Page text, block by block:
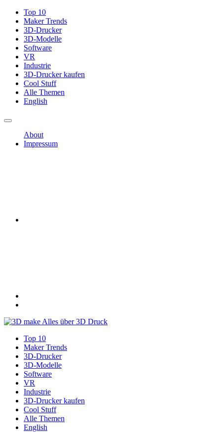
Top 10
Maker Trends
3D-Drucker
3D-Modelle
Software
VR
Industrie
3D-Drucker kaufen
Cool Stuff
Alle Themen
English
About
Impressum
Top 10
Maker Trends
3D-Drucker
3D-Modelle
Software
VR
Industrie
3D-Drucker kaufen
Cool Stuff
Alle Themen
English